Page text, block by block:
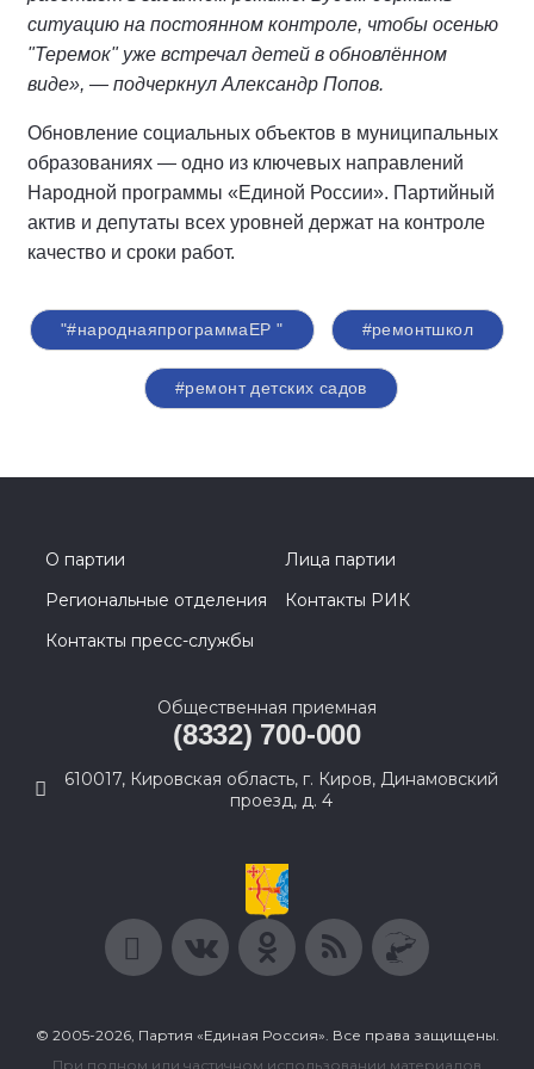
ситуацию на постоянном контроле, чтобы осенью
"Теремок" уже встречал детей в обновлённом
виде», — подчеркнул Александр Попов.
Обновление социальных объектов в муниципальных
образованиях — одно из ключевых направлений
Народной программы «Единой России». Партийный
актив и депутаты всех уровней держат на контроле
качество и сроки работ.
"#народнаяпрограммаЕР " #ремонтшкол
#ремонт детских садов
О партии
Лица партии
Региональные отделения
Контакты РИК
Контакты пресс-службы
Общественная приемная
(8332) 700-000
610017, Кировская область, г. Киров, Динамовский
проезд, д. 4
© 2005-2026, Партия «Единая Россия». Все права защищены.
При полном или частичном использовании материалов